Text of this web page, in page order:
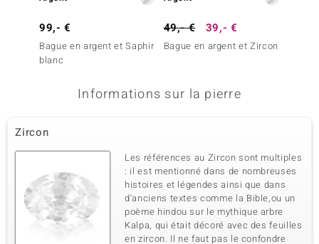
99,- €
Bague en argent et Saphir
blanc
49,- € 39,- €
Bague en argent et Zircon
Informations sur la pierre
Zircon
Les références au Zircon sont multiples
: il est mentionné dans de nombreuses
histoires et légendes ainsi que dans
d'anciens textes comme la Bible,ou un
poème hindou sur le mythique arbre
Kalpa, qui était décoré avec des feuilles
en zircon. Il ne faut pas le confondre